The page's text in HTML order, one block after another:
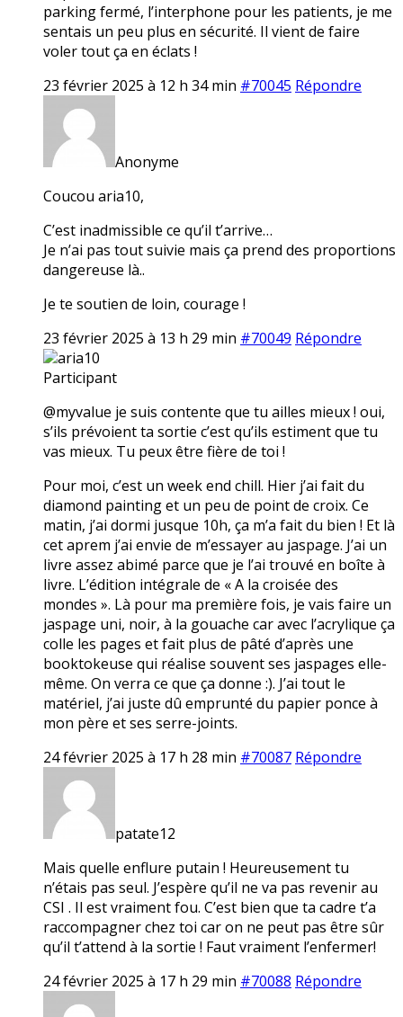
parking fermé, l’interphone pour les patients, je me
sentais un peu plus en sécurité. Il vient de faire
voler tout ça en éclats !
23 février 2025 à 12 h 34 min #70045 Répondre
Anonyme
Coucou aria10,
C’est inadmissible ce qu’il t’arrive…
Je n’ai pas tout suivie mais ça prend des proportions
dangereuse là..
Je te soutien de loin, courage !
23 février 2025 à 13 h 29 min #70049 Répondre
aria10
Participant
@myvalue je suis contente que tu ailles mieux ! oui,
s’ils prévoient ta sortie c’est qu’ils estiment que tu
vas mieux. Tu peux être fière de toi !
Pour moi, c’est un week end chill. Hier j’ai fait du
diamond painting et un peu de point de croix. Ce
matin, j’ai dormi jusque 10h, ça m’a fait du bien ! Et là
cet aprem j’ai envie de m’essayer au jaspage. J’ai un
livre assez abimé parce que je l’ai trouvé en boîte à
livre. L’édition intégrale de « A la croisée des
mondes ». Là pour ma première fois, je vais faire un
jaspage uni, noir, à la gouache car avec l’acrylique ça
colle les pages et fait plus de pâté d’après une
booktokeuse qui réalise souvent ses jaspages elle-
même. On verra ce que ça donne :). J’ai tout le
matériel, j’ai juste dû emprunté du papier ponce à
mon père et ses serre-joints.
24 février 2025 à 17 h 28 min #70087 Répondre
patate12
Mais quelle enflure putain ! Heureusement tu
n’étais pas seul. J’espère qu’il ne va pas revenir au
CSI . Il est vraiment fou. C’est bien que ta cadre t’a
raccompagner chez toi car on ne peut pas être sûr
qu’il t’attend à la sortie ! Faut vraiment l’enfermer!
24 février 2025 à 17 h 29 min #70088 Répondre